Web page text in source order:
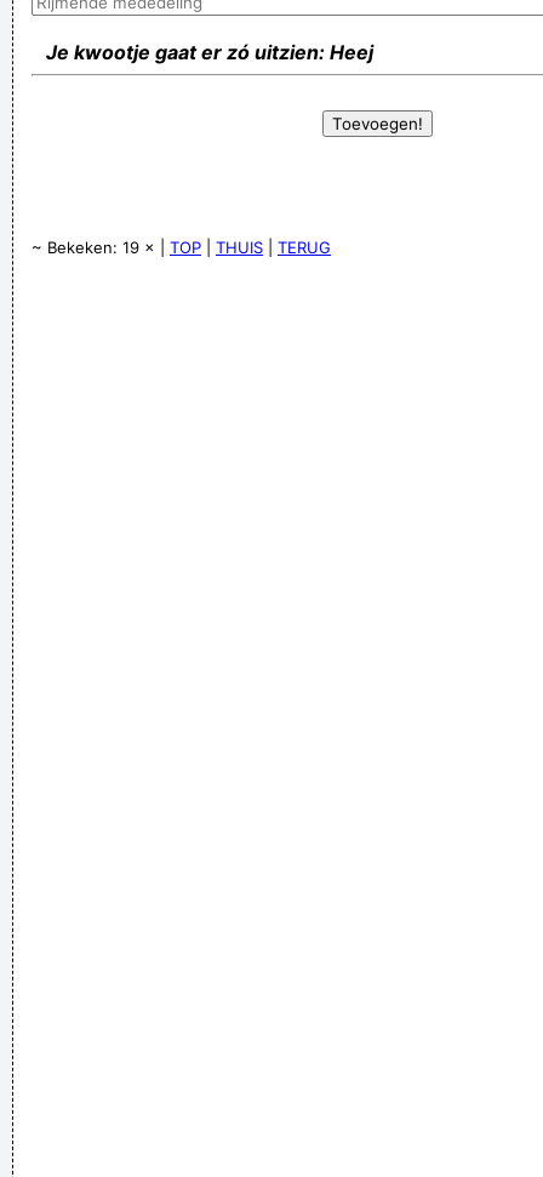
Je kwootje gaat er zó uitzien: Heej
~ Bekeken: 19 × | TOP THUIS TERUG